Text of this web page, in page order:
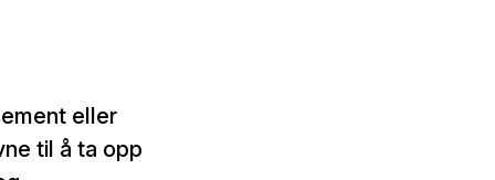
eller
til å ta opp